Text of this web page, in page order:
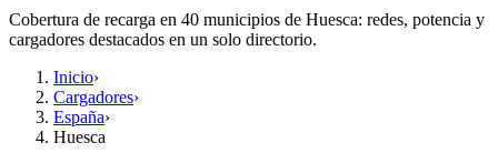
Cobertura de recarga en 40 municipios de Huesca: redes, potencia y
cargadores destacados en un solo directorio.
Inicio›
Cargadores›
España›
Huesca